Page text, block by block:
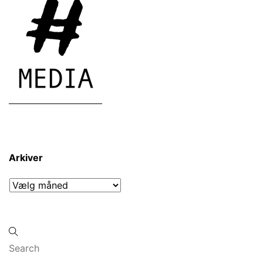
Arkiver
Arkiver